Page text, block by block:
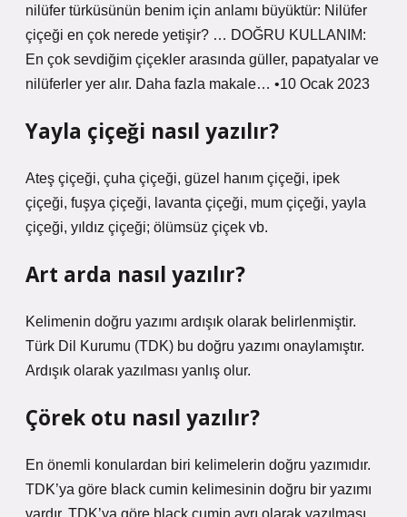
nilüfer türküsünün benim için anlamı büyüktür: Nilüfer
çiçeği en çok nerede yetişir? … DOĞRU KULLANIM:
En çok sevdiğim çiçekler arasında güller, papatyalar ve
nilüferler yer alır. Daha fazla makale… •10 Ocak 2023
Yayla çiçeği nasıl yazılır?
Ateş çiçeği, çuha çiçeği, güzel hanım çiçeği, ipek
çiçeği, fuşya çiçeği, lavanta çiçeği, mum çiçeği, yayla
çiçeği, yıldız çiçeği; ölümsüz çiçek vb.
Art arda nasıl yazılır?
Kelimenin doğru yazımı ardışık olarak belirlenmiştir.
Türk Dil Kurumu (TDK) bu doğru yazımı onaylamıştır.
Ardışık olarak yazılması yanlış olur.
Çörek otu nasıl yazılır?
En önemli konulardan biri kelimelerin doğru yazımıdır.
TDK’ya göre black cumin kelimesinin doğru bir yazımı
vardır. TDK’ya göre black cumin ayrı olarak yazılması